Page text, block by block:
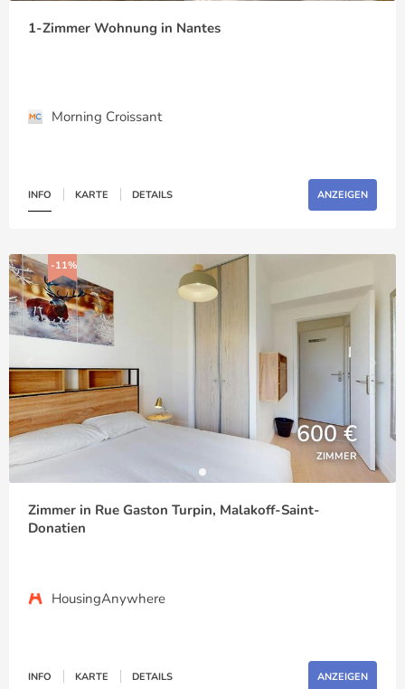
1-Zimmer Wohnung in Nantes
Morning Croissant
INFO KARTE DETAILS ANZEIGEN
-11%
600 €
ZIMMER
Zimmer in Rue Gaston Turpin, Malakoff-Saint-
Donatien
HousingAnywhere
INFO KARTE DETAILS ANZEIGEN